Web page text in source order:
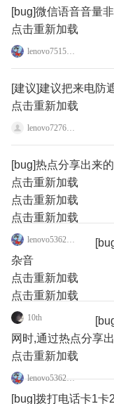
[bug]微信语音音量
点击重新加载
lenovo75150856
[建议]建议把来电防
点击重新加载
lenovo72767826
[bug]热点分享出来
点击重新加载
点击重新加载
点击重新加载
lenovo53629131
杂音
点击重新加载
点击重新加载
10th
网时,通过热点分享
点击重新加载
lenovo53629131
[bug]拨打电话卡1卡